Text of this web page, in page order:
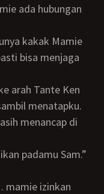
ada hubungan
bisa menjaga
menatapku.
menancap di
padamu Sam.”